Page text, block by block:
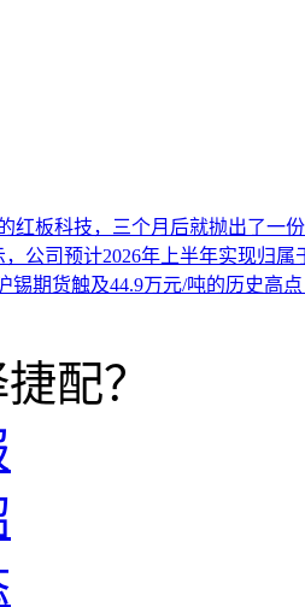
红板科技，三个月后就抛出了一
公司预计2026年上半年实现归
锡期货触及44.9万元/吨的历史高
配？